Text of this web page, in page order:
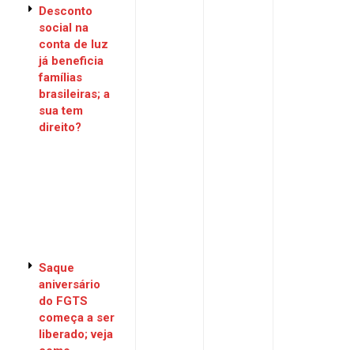
Desconto
social na
conta de luz
já beneficia
famílias
brasileiras; a
sua tem
direito?
Saque
aniversário
do FGTS
começa a ser
liberado; veja